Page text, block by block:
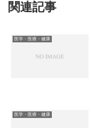
関連記事
医学・医療・健康
医学・医療・健康